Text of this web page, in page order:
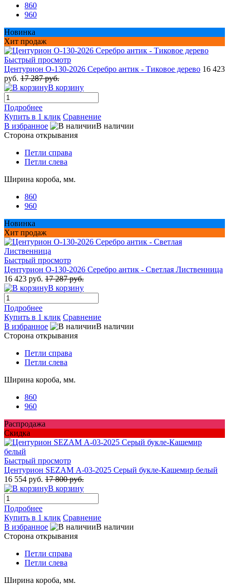
860
960
Новинка
Хит продаж
Быстрый просмотр
Центурион О-130-2026 Серебро антик - Тиковое дерево 16 423
руб. 17 287 руб.
В корзину
Подробнее
Купить в 1 клик Сравнение
В избранное
В наличии
Сторона открывания
Петли справа
Петли слева
Ширина короба, мм.
860
960
Новинка
Хит продаж
Быстрый просмотр
Центурион О-130-2026 Серебро антик - Светлая Лиственница
16 423 руб. 17 287 руб.
В корзину
Подробнее
Купить в 1 клик Сравнение
В избранное
В наличии
Сторона открывания
Петли справа
Петли слева
Ширина короба, мм.
860
960
Распродажа
Скидка
Быстрый просмотр
Центурион SEZAM А-03-2025 Серый букле-Кашемир белый
16 554 руб. 17 800 руб.
В корзину
Подробнее
Купить в 1 клик Сравнение
В избранное
В наличии
Сторона открывания
Петли справа
Петли слева
Ширина короба, мм.